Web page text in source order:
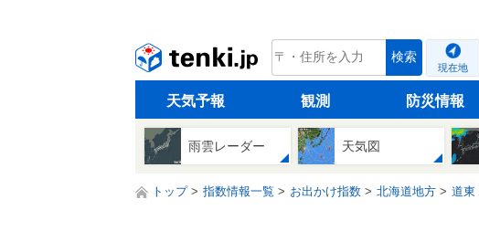
tenki.jp 検索
現在地
天気予報 観測 防災情報
雨雲レーダー 天気図
トップ 指数情報一覧 お出かけ指数 北海道地方 道東